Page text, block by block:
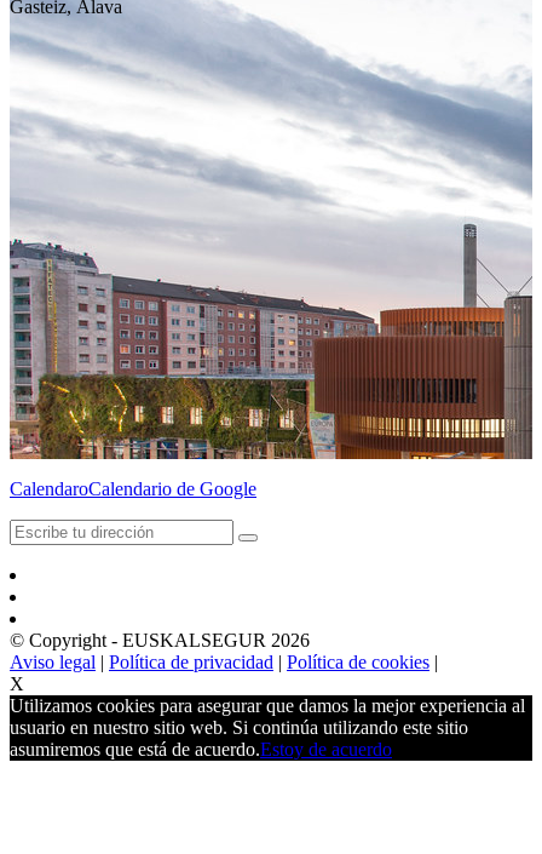
Gasteiz, Álava
CalendaroCalendario de Google
© Copyright - EUSKALSEGUR 2026
Aviso legal | Política de privacidad | Política de cookies |
X
Utilizamos cookies para asegurar que damos la mejor experiencia al
usuario en nuestro sitio web. Si continúa utilizando este sitio
asumiremos que está de acuerdo.Estoy de acuerdo